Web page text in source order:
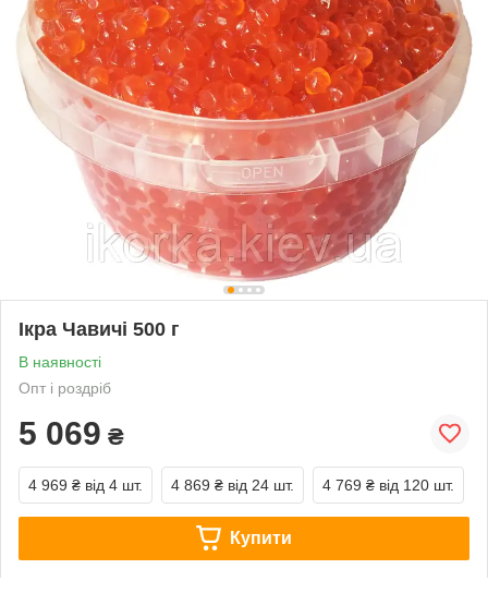
Ікра Чавичі 500 г
В наявності
Опт і роздріб
5 069 ₴
4 969 ₴ від 4 шт. 4 869 ₴ від 24 шт. 4 769 ₴ від 120 шт.
Купити